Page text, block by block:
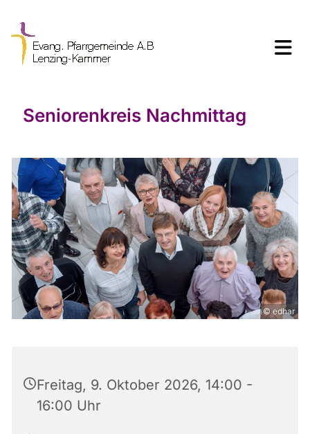
Seniorenkreis Nachmittag
© edhar
Freitag, 9. Oktober 2026, 14:00 -
16:00 Uhr